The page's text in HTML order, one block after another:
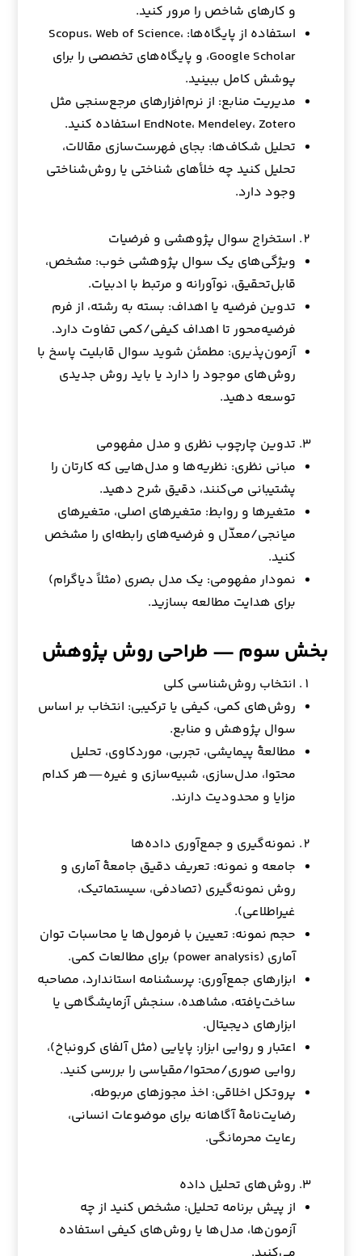
و کارهای شاخص را مرور کنید.
استفاده از پایگاه‌ها: Scopus، Web of Science،
Google Scholar، و پایگاه‌های تخصصی را برای
پوشش کامل ببینید.
مدیریت منابع: از نرم‌افزارهای مرجع‌سنجی مثل
EndNote، Mendeley، Zotero استفاده کنید.
تحلیل شکاف‌ها: بجای فهرست‌سازی مقالات،
تحلیل کنید چه خلأهای شناختی یا روش‌شناختی
وجود دارد.
استخراج سوال پژوهشی و فرضیات
ویژگی‌های یک سوال پژوهشی خوب: مشخص،
قابل‌تحقیق، نوآورانه و مرتبط با ادبیات.
تدوین فرضیه یا اهداف: بسته به رشته، از فرم
فرضیه‌محور تا اهداف کیفی/کمی تفاوت دارد.
آزمون‌پذیری: مطمئن شوید سوال قابلیت پاسخ با
روش‌های موجود را دارد یا باید روش جدیدی
توسعه دهید.
تدوین چارچوب نظری و مدل مفهومی
مبانی نظری: نظریه‌ها و مدل‌هایی که کارتان را
پشتیبانی می‌کنند، دقیق شرح دهید.
متغیرها و روابط: متغیرهای اصلی، متغیرهای
میانجی/معدّل و فرضیه‌های رابطه‌ای را مشخص
کنید.
نمودار مفهومی: یک مدل بصری (مثلاً دیاگرام)
برای هدایت مطالعه بسازید.
بخش سوم — طراحی روش پژوهش
انتخاب روش‌شناسی کلی
روش‌های کمی، کیفی یا ترکیبی: انتخاب بر اساس
سوال پژوهش و منابع.
مطالعهٔ پیمایشی، تجربی، موردکاوی، تحلیل
محتوا، مدل‌سازی، شبیه‌سازی و غیره—هر کدام
مزایا و محدودیت دارند.
نمونه‌گیری و جمع‌آوری داده‌ها
جامعه و نمونه: تعریف دقیق جامعهٔ آماری و
روش نمونه‌گیری (تصادفی، سیستماتیک،
غیراطلاعی).
حجم نمونه: تعیین با فرمول‌ها یا محاسبات توان
آماری (power analysis) برای مطالعات کمی.
ابزارهای جمع‌آوری: پرسشنامه استاندارد، مصاحبه
ساخت‌یافته، مشاهده، سنجش آزمایشگاهی یا
ابزارهای دیجیتال.
اعتبار و روایی ابزار: پایایی (مثل آلفای کرونباخ)،
روایی صوری/محتوا/مقیاسی را بررسی کنید.
پروتکل اخلاقی: اخذ مجوزهای مربوطه،
رضایت‌نامهٔ آگاهانه برای موضوعات انسانی،
رعایت محرمانگی.
روش‌های تحلیل داده
از پیش برنامه تحلیل: مشخص کنید از چه
آزمون‌ها، مدل‌ها یا روش‌های کیفی استفاده